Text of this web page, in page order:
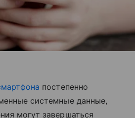
постепенно
системные данные,
могут завершаться